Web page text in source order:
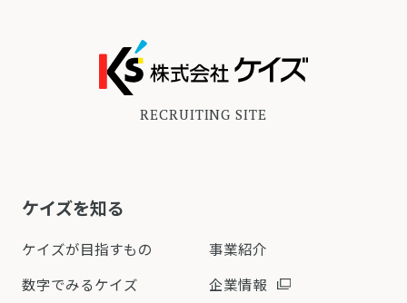
RECRUITING SITE
ケイズを知る
ケイズが目指すもの
事業紹介
数字でみるケイズ
企業情報